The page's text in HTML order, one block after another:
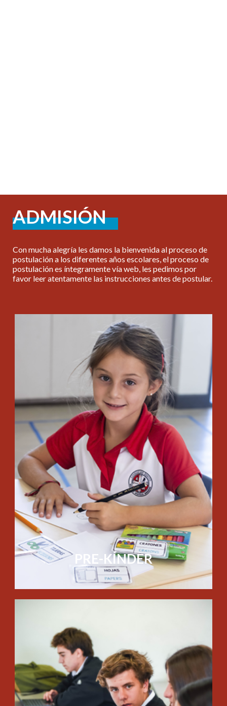
ADMISIÓN
Con mucha alegría les damos la bienvenida al proceso de
postulación a los diferentes años escolares, el proceso de
postulación es íntegramente vía web, les pedimos por
favor leer atentamente las instrucciones antes de postular.
PRE-KÍNDER